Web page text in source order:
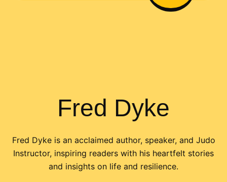
Fred Dyke
Fred Dyke is an acclaimed author, speaker, and Judo
Instructor, inspiring readers with his heartfelt stories
and insights on life and resilience.